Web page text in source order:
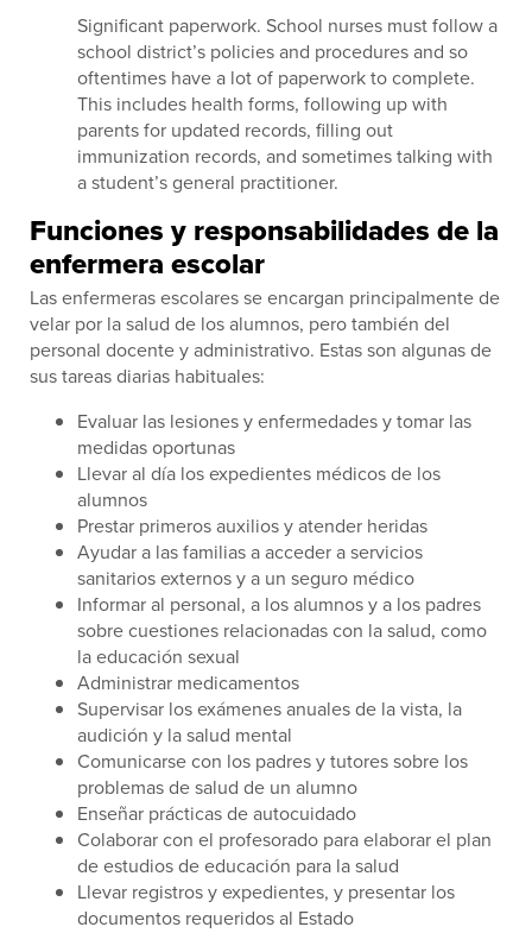
Significant paperwork. School nurses must follow a
school district’s policies and procedures and so
oftentimes have a lot of paperwork to complete.
This includes health forms, following up with
parents for updated records, filling out
immunization records, and sometimes talking with
a student’s general practitioner.
Funciones y responsabilidades de la
enfermera escolar
Las enfermeras escolares se encargan principalmente de
velar por la salud de los alumnos, pero también del
personal docente y administrativo. Estas son algunas de
sus tareas diarias habituales:
Evaluar las lesiones y enfermedades y tomar las
medidas oportunas
Llevar al día los expedientes médicos de los
alumnos
Prestar primeros auxilios y atender heridas
Ayudar a las familias a acceder a servicios
sanitarios externos y a un seguro médico
Informar al personal, a los alumnos y a los padres
sobre cuestiones relacionadas con la salud, como
la educación sexual
Administrar medicamentos
Supervisar los exámenes anuales de la vista, la
audición y la salud mental
Comunicarse con los padres y tutores sobre los
problemas de salud de un alumno
Enseñar prácticas de autocuidado
Colaborar con el profesorado para elaborar el plan
de estudios de educación para la salud
Llevar registros y expedientes, y presentar los
documentos requeridos al Estado